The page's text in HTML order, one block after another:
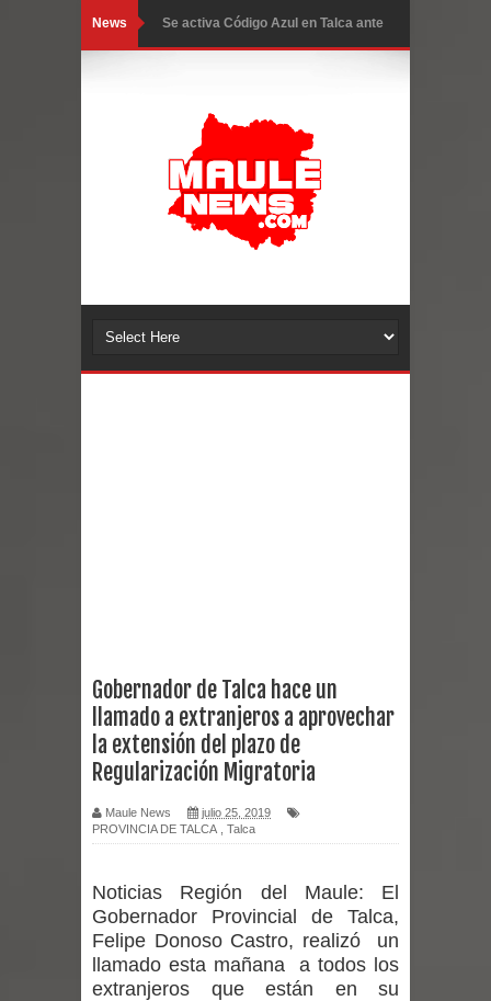
News Se activa Código Azul en Talca ante
GORE Maule figura tercero a nivel
nacional en gasto por viajes y
traslados con $133 millones
Dos internos intentaron escapar por
Temporal obliga a cerrar
equipos en la Fiesta del Chancho
2026 en Talca
Alerta por hantavirus: expertos piden
Matrimonios Linarenses Celebraron
Bodas de Oro
Departamento Comunal de Salud de
Gobernador de Talca hace un
llamado a extranjeros a aprovechar
la extensión del plazo de
Regularización Migratoria
Maule News
julio 25, 2019
PROVINCIA DE TALCA
Talca
Noticias Región del Maule: El
Gobernador Provincial de Talca,
Felipe Donoso Castro, realizó un
llamado esta mañana a todos los
extranjeros que están en su